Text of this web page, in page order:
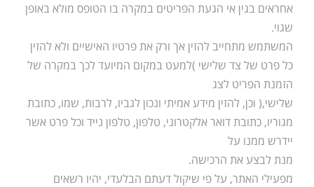
אחראים בגין אי הגעת הפריטים במקרה בו הטופס מולא באופן
שגוי.
המשתמש מתחייב להזין אך ורק את פרטיו האישיים ולא להזין
כל פרט של צד שלישי )למעט במקום המיועד לכך במקרה של
הזמנת הפריט לצג
שלישי,( וכן, להזין מידע אמיתי ונכון לגביו, לרבות, שמו, כתובת
מגוריו, כתובת דואר אלקטרוני, טלפון, טלפון נייד וכל פרט אשר
יידרש ממנו על
מנת לבצע את הרכישה.
מפעילי האתר, על פי שיקול דעתם הבלעדי, יהיו רשאים